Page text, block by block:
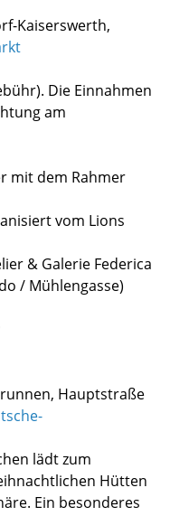
Kaiserswerth,
Die Einnahmen
am
mit dem Rahmer
vom Lions
& Galerie Federica
/ Mühlengasse)
Hauptstraße
lädt zum
Hütten
Ein besonderes